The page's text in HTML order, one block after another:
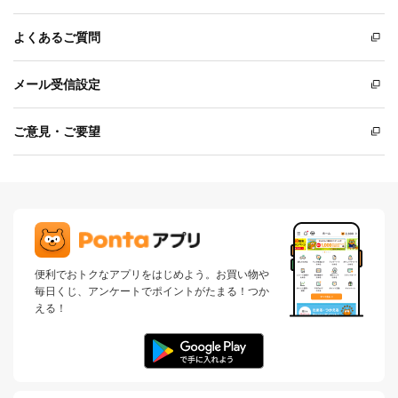
よくあるご質問
メール受信設定
ご意見・ご要望
便利でおトクなアプリをはじめよう。お買い物や
毎日くじ、アンケートでポイントがたまる！つか
える！